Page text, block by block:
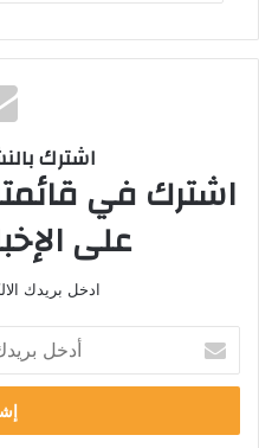
اشترك
اشترك في
على
ادخل بريدك
خ
ب